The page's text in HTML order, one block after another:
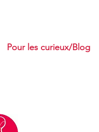
Pour les curieux/Blog